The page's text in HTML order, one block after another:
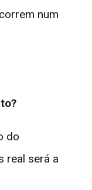
num
do
real será a